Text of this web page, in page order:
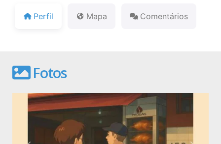
Perfil Mapa Comentários
Fotos